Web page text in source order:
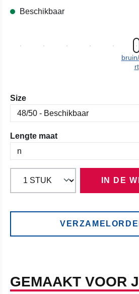
Beschikbaar
rt
Selecteer
Size
Selecteer
Lengte maat
IN DE
GEMAAKT VOOR